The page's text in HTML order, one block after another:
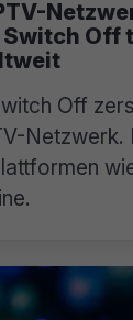
Switch
Off
Netzwerk.